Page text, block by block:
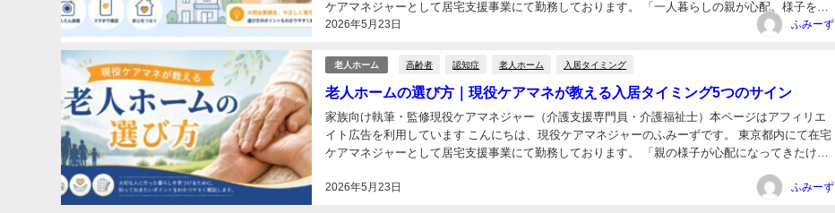
2026年5月23日
ケアマネジャーとして居宅支援事業にて勤務しております。 「一人暮らしの親が心配。様子を見
たいけど毎日訪問できない…」 「認知症が進んできて、...
ふみーず
老人ホーム 高齢者 認知症 老人ホーム 入居タイミング
老人ホームの選び方｜現役ケアマネが教える入居タイミング5つのサイン
2026年5月23日
家族向け執筆・監修現役ケアマネジャー（介護支援専門員・介護福祉士）本ページはアフィリエ
イト広告を利用しています こんにちは、現役ケアマネジャーのふみーずです。 東京都内にて在宅
ケアマネジャーとして居宅支援事業にて勤務しております。 「親の様子が心配になってきたけ
ふみーず